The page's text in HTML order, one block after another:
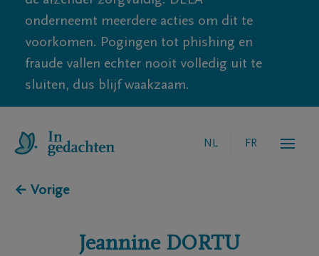
onderneemt meerdere acties om dit te
voorkomen. Pogingen tot phishing en
fraude vallen echter nooit volledig uit te
sluiten, dus blijf waakzaam.
NL FR
← Vorige
Jeannine DORTU